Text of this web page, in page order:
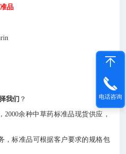
品
我们 ？
，2000余种中草药标准品现货供应，
，标准品可根据客户要求的规格包
电话咨询